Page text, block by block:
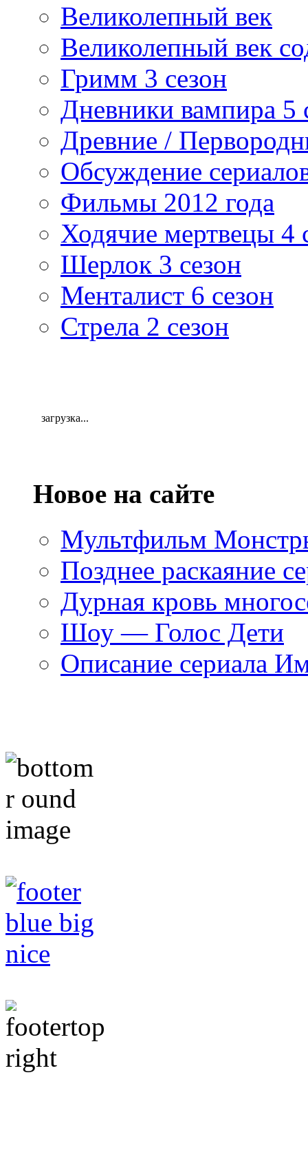
Великолепный век
Великолепный век
Гримм 3 сезон
Дневники вампира 5
Древние /
Обсуждение
Фильмы 2012 года
Ходячие мертвецы 4
Шерлок 3 сезон
Менталист 6 сезон
Стрела 2 сезон
загрузка...
Новое на сайте
Мультфильм
Позднее раскаяние
Дурная кровь
Шоу — Голос Дети
Описание сериала